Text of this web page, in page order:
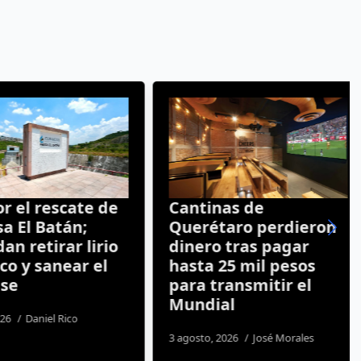
el rescate de
El Batán;
retirar lirio
y sanear el
Daniel Rico
Cantinas de
Querétaro perdieron
dinero tras pagar
hasta 25 mil pesos
para transmitir el
Mundial
3 agosto, 2026 José Morales